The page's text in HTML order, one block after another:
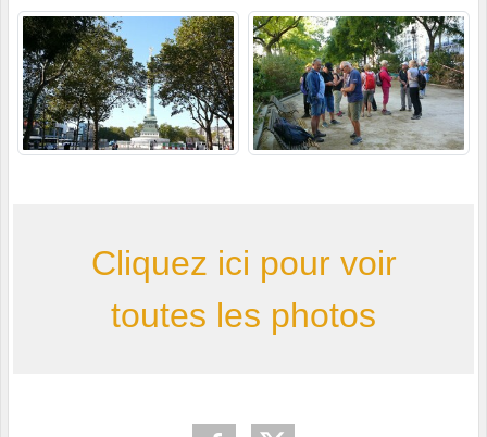
Cliquez ici pour voir
toutes les photos